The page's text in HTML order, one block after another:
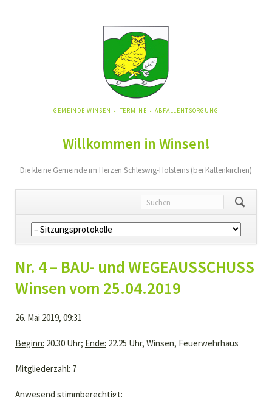
NAVIGATION
GEMEINDE WINSEN TERMINE ABFALLENTSORGUNG
Willkommen in Winsen!
Die kleine Gemeinde im Herzen Schleswig-Holsteins (bei Kaltenkirchen)
Navigation
überspringen
Nr. 4 – BAU- und WEGEAUSSCHUSS
Winsen vom 25.04.2019
26. Mai 2019, 09:31
Beginn: 20.30 Uhr; Ende: 22.25 Uhr, Winsen, Feuerwehrhaus
Mitgliederzahl: 7
Anwesend stimmberechtigt: